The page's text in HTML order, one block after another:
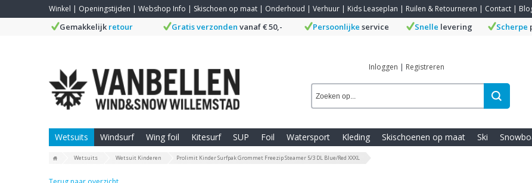
Winkel | Openingstijden | Webshop Info | Skischoen op maat | Onderhoud | Verhuur | Kids Leaseplan | Ruilen & Retourneren | Contact |
Gemakkelijk retour Gratis verzonden vanaf € 50,- Persoonlijke service Snelle levering Scherpe
Inloggen | Registreren
Wetsuits Windsurf Wing foil Kitesurf SUP Foil Watersport Kleding Skischoenen op maat Ski
Wetsuits Wetsuit Kinderen Prolimit Kinder Surfpak Grommet Freezip Steamer 5/3 DL Blue/Red XXXL